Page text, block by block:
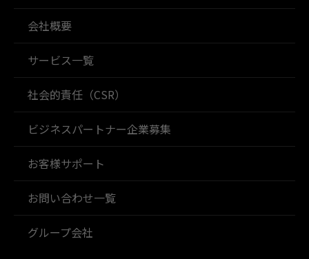
会社概要
サービス一覧
社会的責任（CSR）
ビジネスパートナー企業募集
お客様サポート
お問い合わせ一覧
グループ会社